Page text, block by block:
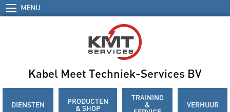
MENU
Kabel Meet Techniek-Services BV
DIENSTEN PRODUCTEN
& SHOP
TRAINING
& VERHUUR